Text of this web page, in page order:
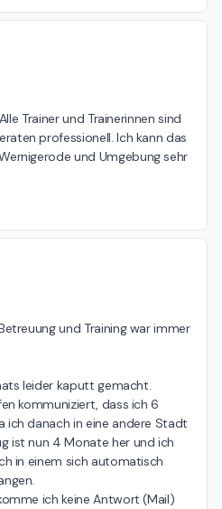
Trainer und Trainerinnen sind
professionell. Ich kann das
und Umgebung sehr
und Training war immer
leider kaputt gemacht.
kommuniziert, dass ich 6
danach in eine andere Stadt
ist nun 4 Monate her und ich
in einem sich automatisch
ich keine Antwort (Mail)